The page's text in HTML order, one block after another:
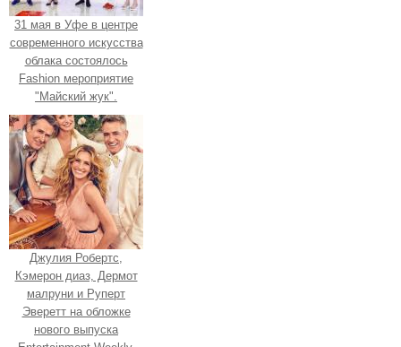
31 мая в Уфе в центре
современного искусства
облака состоялось
Fashion мероприятие
"Майский жук".
Джулия Робертс,
Кэмерон диаз, Дермот
малруни и Руперт
Эверетт на обложке
нового выпуска